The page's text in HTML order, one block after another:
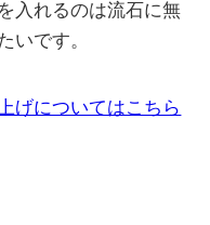
入れるのは流石に無
いです。
げについてはこちら